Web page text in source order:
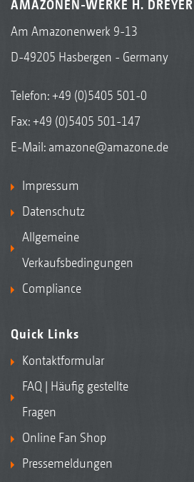
AMAZONEN-WERKE H.
Am Amazonenwerk 9-13
D-49205 Hasbergen - Germany
Telefon:+49 (0)5405 501-0
Fax: +49 (0)5405 501-147
E-Mail: amazone@amazone.de
Impressum
Datenschutz
Allgemeine
Verkaufsbedingungen
Compliance
Quick Links
Kontaktformular
FAQ | Häufig gestellte
Fragen
Online Fan Shop
Pressemeldungen